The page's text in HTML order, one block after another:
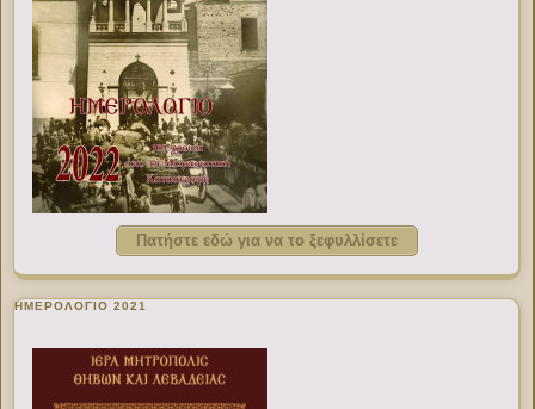
Πατήστε εδώ για να το ξεφυλλίσετε
ΗΜΕΡΟΛΟΓΙΟ 2021